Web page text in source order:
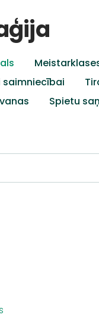
Spietu